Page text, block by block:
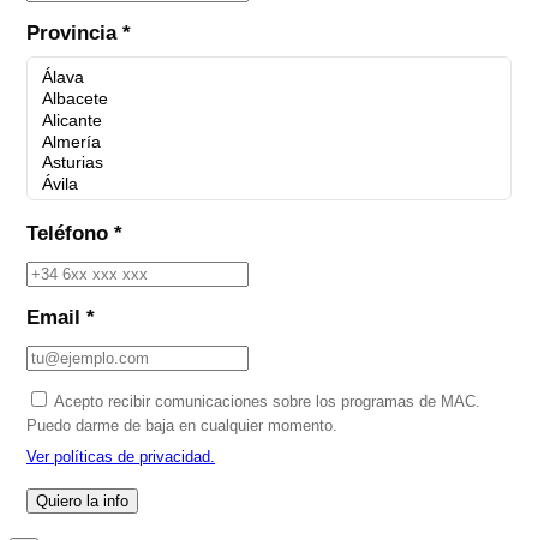
Provincia *
Teléfono *
Email *
Acepto recibir comunicaciones sobre los programas de MAC.
Puedo darme de baja en cualquier momento.
Ver políticas de privacidad.